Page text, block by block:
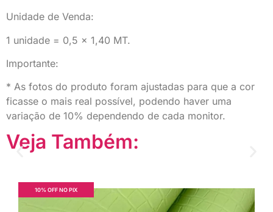
Unidade de Venda:
1 unidade = 0,5 x 1,40 MT.
Importante:
* As fotos do produto foram ajustadas para que a cor
ficasse o mais real possível, podendo haver uma
variação de 10% dependendo de cada monitor.
Veja Também:
10% OFF NO PIX